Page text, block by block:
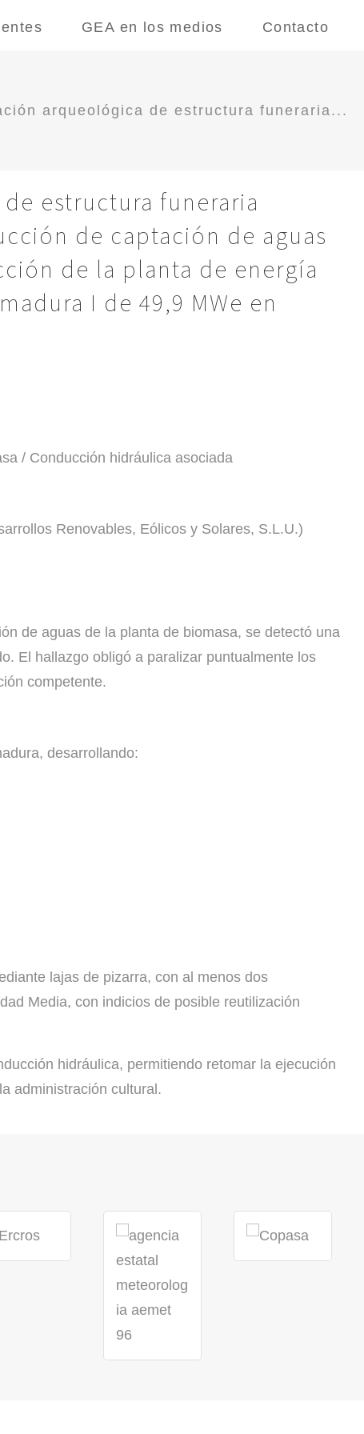
GEA en los medios Contacto
arqueológica de estructura funeraria...
estructura funeraria
de captación de aguas
de la planta de energía
I de 49,9 MWe en
/ Conducción hidráulica asociada
Renovables, Eólicos y Solares, S.L.U.)
de aguas de la planta de biomasa, se detectó una
El hallazgo obligó a paralizar puntualmente los
competente.
desarrollando:
lajas de pizarra, con al menos dos
Media, con indicios de posible reutilización
hidráulica, permitiendo retomar la ejecución
administración cultural.